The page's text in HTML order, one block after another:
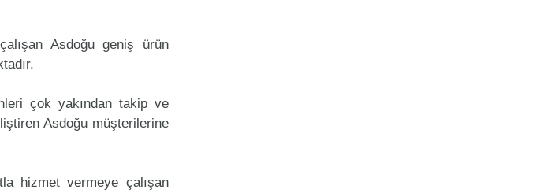
Asdoğu geniş ürün
çok yakından takip ve
Asdoğu müşterilerine
hizmet vermeye çalışan